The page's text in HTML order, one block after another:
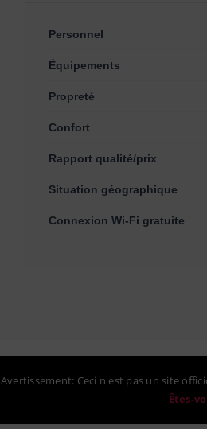
Personnel
Équipements
Propreté
Confort
Rapport qualité/prix
Situation géographique
Connexion Wi-Fi gratuite
Avertissement: Ceci n est pas un site
Êtes-